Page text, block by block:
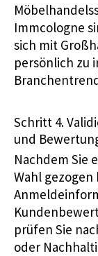
Immcologne
sich mit
persönlich zu
Schritt 4.
und
Nachdem Sie
Wahl
prüfen Sie
oder